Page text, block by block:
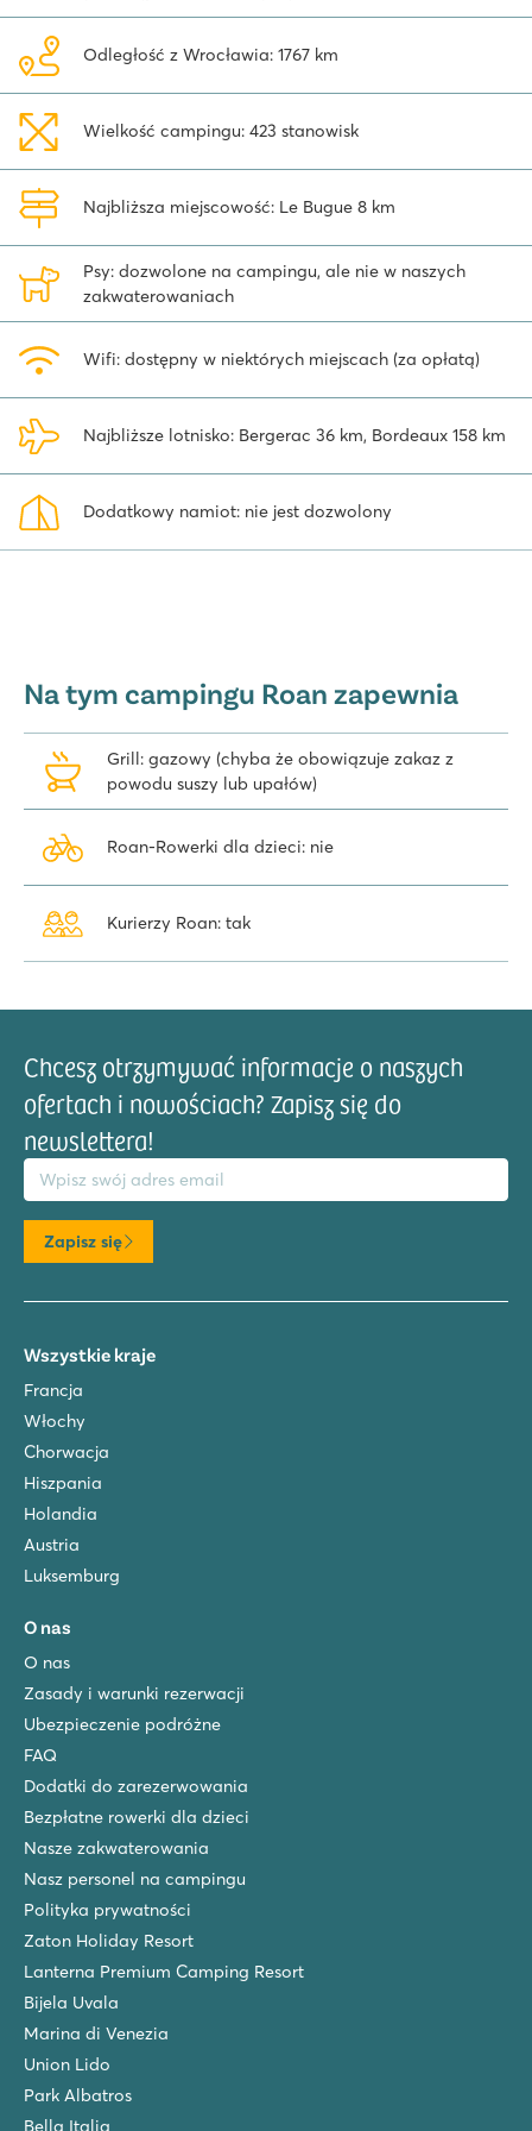
przedstawiającymi jelenie, żubry i konie. W pobliżu warto też
odwiedzić park dinozaurów, który cieszy się dużą popularnością
wśród dzieci. A trochę dalej: wiele pięknych zamków, do których
można dotrzeć również kajakiem. Z campingu Saint Avit Loisirs
można wybrać się na wycieczkę pieszą lub rowerową/rowerem
górskim aż 3 dostępnymi trasami, prowadzącymi do niezwykle
urokliwych miasteczek w okolicy – Belvès, Beynac, La Roque-
Gageac, Sarlat, Domme.
Odległość z Wrocławia: 1767 km
Wielkość campingu: 423 stanowisk
Najbliższa miejscowość: Le Bugue 8 km
Psy: dozwolone na campingu, ale nie w naszych
zakwaterowaniach
Wifi: dostępny w niektórych miejscach (za opłatą)
Najbliższe lotnisko: Bergerac 36 km, Bordeaux 158 km
Dodatkowy namiot: nie jest dozwolony
Na tym campingu Roan zapewnia
Grill: gazowy (chyba że obowiązuje zakaz z
powodu suszy lub upałów)
Roan-Rowerki dla dzieci: nie
Kurierzy Roan: tak
Chcesz otrzymywać informacje o naszych
ofertach i nowościach? Zapisz się do
newslettera!
email
Zapisz się
Wszystkie kraje
Francja
Włochy
Chorwacja
Hiszpania
Holandia
Austria
Luksemburg
O nas
O nas
Zasady i warunki rezerwacji
Ubezpieczenie podróżne
FAQ
Dodatki do zarezerwowania
Bezpłatne rowerki dla dzieci
Nasze zakwaterowania
Nasz personel na campingu
Polityka prywatności
Zaton Holiday Resort
Lanterna Premium Camping Resort
Bijela Uvala
Marina di Venezia
Union Lido
Park Albatros
Bella Italia